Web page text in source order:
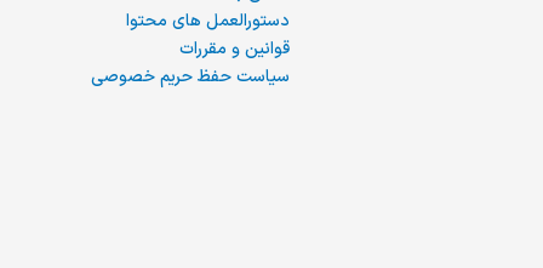
دستورالعمل های محتوا
قوانین و مقررات
سیاست حفظ حریم خصوصی